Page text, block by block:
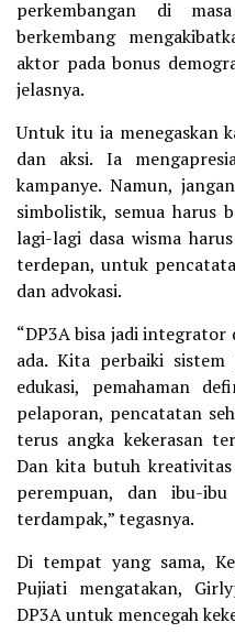
perkembangan di
berkembang
aktor pada bonus
jelasnya.
Untuk itu ia menegaskan
dan aksi. Ia
kampanye. Namun,
simbolistik, semua harus
lagi-lagi dasa wisma
terdepan, untuk
dan advokasi.
“DP3A bisa jadi
ada. Kita perbaiki
edukasi, pemahaman
pelaporan, pencatatan
terus angka kekerasan
Dan kita butuh kreativitas
perempuan, dan ibu-
terdampak,” tegasnya.
Di tempat yang sama,
Pujiati mengatakan,
DP3A untuk mencegah